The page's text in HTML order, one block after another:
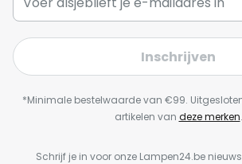
Inschrijven
*Minimale bestelwaarde van €99.
artikelen van deze merken.
Schrijf je in voor onze Lampen24.be